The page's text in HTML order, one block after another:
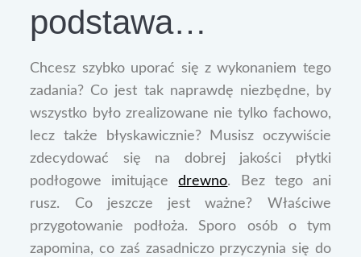
podstawa…
Chcesz szybko uporać się z wykonaniem tego
zadania? Co jest tak naprawdę niezbędne, by
wszystko było zrealizowane nie tylko fachowo,
lecz także błyskawicznie? Musisz oczywiście
zdecydować się na dobrej jakości płytki
podłogowe imitującedrewno. Bez tego ani
rusz. Co jeszcze jest ważne? Właściwe
przygotowanie podłoża. Sporo osób o tym
zapomina, co zaś zasadniczo przyczynia się do